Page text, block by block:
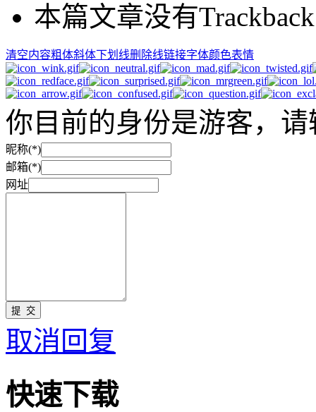
本篇文章没有Trackback
清空内容粗体斜体下划线删除线链接字体颜色表情
你目前的身份是游客，
昵称(*)
邮箱(*)
网址
取消回复
快速下载